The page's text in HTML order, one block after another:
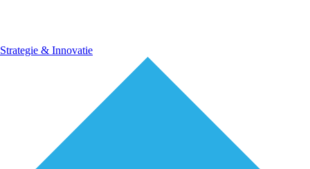
Strategie & Innovatie